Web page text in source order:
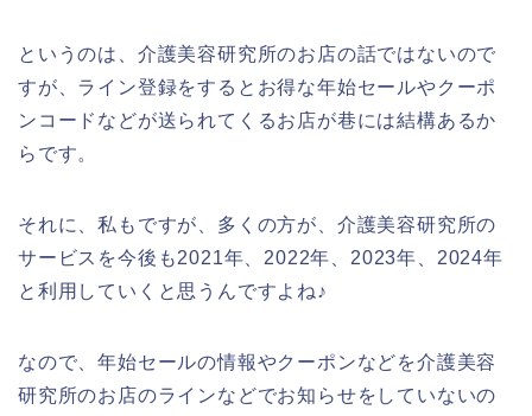
というのは、介護美容研究所のお店の話ではないので
すが、ライン登録をするとお得な年始セールやクーポ
ンコードなどが送られてくるお店が巷には結構あるか
らです。
それに、私もですが、多くの方が、介護美容研究所の
サービスを今後も2021年、2022年、2023年、2024年
と利用していくと思うんですよね♪
なので、年始セールの情報やクーポンなどを介護美容
研究所のお店のラインなどでお知らせをしていないの